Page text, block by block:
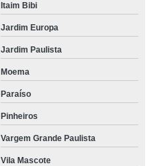
Itaim Bibi
Jardim Europa
Jardim Paulista
Moema
Paraíso
Pinheiros
Vargem Grande Paulista
Vila Mascote